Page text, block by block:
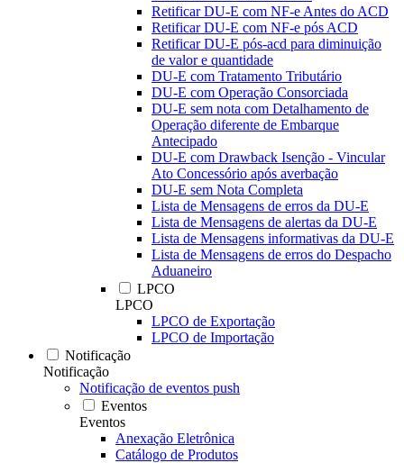
Retificar DU-E com NF-e Antes do ACD
Retificar DU-E com NF-e pós ACD
Retificar DU-E pós-acd para diminuição
de valor e quantidade
DU-E com Tratamento Tributário
DU-E com Operação Consorciada
DU-E sem nota com Detalhamento de
Operação diferente de Embarque
Antecipado
DU-E com Drawback Isenção - Vincular
Ato Concessório após averbação
DU-E sem Nota Completa
Lista de Mensagens de erros da DU-E
Lista de Mensagens de alertas da DU-E
Lista de Mensagens informativas da DU-E
Lista de Mensagens de erros do Despacho
Aduaneiro
LPCO
LPCO
LPCO de Exportação
LPCO de Importação
Notificação
Notificação
Notificação de eventos push
Eventos
Eventos
Anexação Eletrônica
Catálogo de Produtos